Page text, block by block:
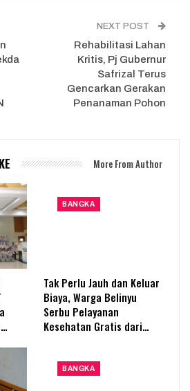
NEXT POST
Rehabilitasi Lahan
Kritis, Pj Gubernur
Safrizal Terus
Gencarkan Gerakan
Penanaman Pohon
More From Author
BANGKA
Tak Perlu Jauh dan Keluar
Biaya, Warga Belinyu
Serbu Pelayanan
Kesehatan Gratis dari…
BANGKA